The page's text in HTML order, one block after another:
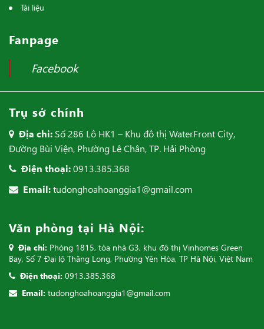
Tài liệu
Fanpage
Facebook
Trụ sở chính
Địa chỉ: Số 286 Lô HK1 – Khu đô thị WaterFront City,
Đường Bùi Viện, Phường Lê Chân, TP. Hải Phòng
Điện thoại:0913.385.368
Email:tudonghoahoanggia1@gmail.com
Văn phòng tại Hà Nội:
Địa chỉ: Phòng 1815, tòa nhà G3, khu đô thị Vinhomes Green
Bay, Số 7 Đại lộ Thăng Long, Phường Yên Hòa, TP Hà Nội, Việt Nam
Điện thoại: 0913.385.368
Email: tudonghoahoanggia1@gmail.com